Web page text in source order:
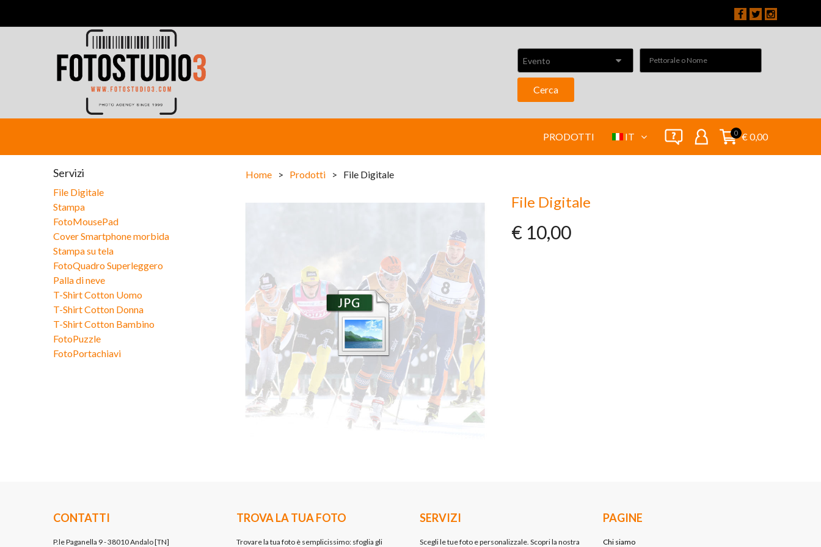
Evento
Cerca
PRODOTTI IT 0 € 0,00
Servizi
File Digitale
Stampa
FotoMousePad
Cover Smartphone morbida
Stampa su tela
FotoQuadro Superleggero
Palla di neve
T-Shirt Cotton Uomo
T-Shirt Cotton Donna
T-Shirt Cotton Bambino
FotoPuzzle
FotoPortachiavi
Home > Prodotti > File Digitale
File Digitale
€ 10,00
CONTATTI
P.le Paganella 9 - 38010 Andalo [TN]
TROVA LA TUA FOTO
Trovare la tua foto è semplicissimo: sfoglia gli
SERVIZI
Scegli le tue foto e personalizzale. Scopri la nostra
PAGINE
Chi siamo